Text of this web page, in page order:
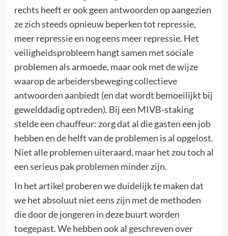
rechts heeft er ook geen antwoorden op aangezien
ze zich steeds opnieuw beperken tot repressie,
meer repressie en nog eens meer repressie. Het
veiligheidsprobleem hangt samen met sociale
problemen als armoede, maar ook met de wijze
waarop de arbeidersbeweging collectieve
antwoorden aanbiedt (en dat wordt bemoeilijkt bij
gewelddadig optreden). Bij een MIVB-staking
stelde een chauffeur: zorg dat al die gasten een job
hebben en de helft van de problemen is al opgelost.
Niet alle problemen uiteraard, maar het zou toch al
een serieus pak problemen minder zijn.
In het artikel proberen we duidelijk te maken dat
we het absoluut niet eens zijn met de methoden
die door de jongeren in deze buurt worden
toegepast. We hebben ook al geschreven over